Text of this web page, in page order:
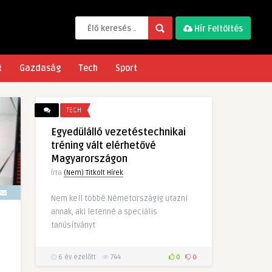
Hír Feltöltés
Gazdaság Tech Sport
TECH
Egyedülálló vezetéstechnikai
tréning vált elérhetővé
Magyarországon
Írta (Nem) Titkolt Hírek
Nem kell többé Németországig utazni
annak, aki letenné a speciális
tanúsítványt
6 év ezelőtt 744 0 0